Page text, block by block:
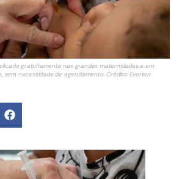
gratuitamente nas grandes maternidades e em
sem necessidade de agendamento. Crédito: Everton